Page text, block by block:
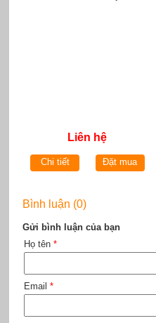
Liên hệ
Chi tiết Đặt mua
Bình luận (0)
Gửi bình luận của bạn
Họ tên *
Email *